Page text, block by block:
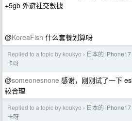
+5gb 外遊社交數據
@KoreaFish 什么套餐划算呀
Replied to a topic by koukyo › 日本的
卡呀
@someonesnone 感谢，刚刚试了一下
较合理
Replied to a topic by koukyo › 日本的
卡呀